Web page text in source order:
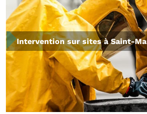
Intervention sur sites à Saint-